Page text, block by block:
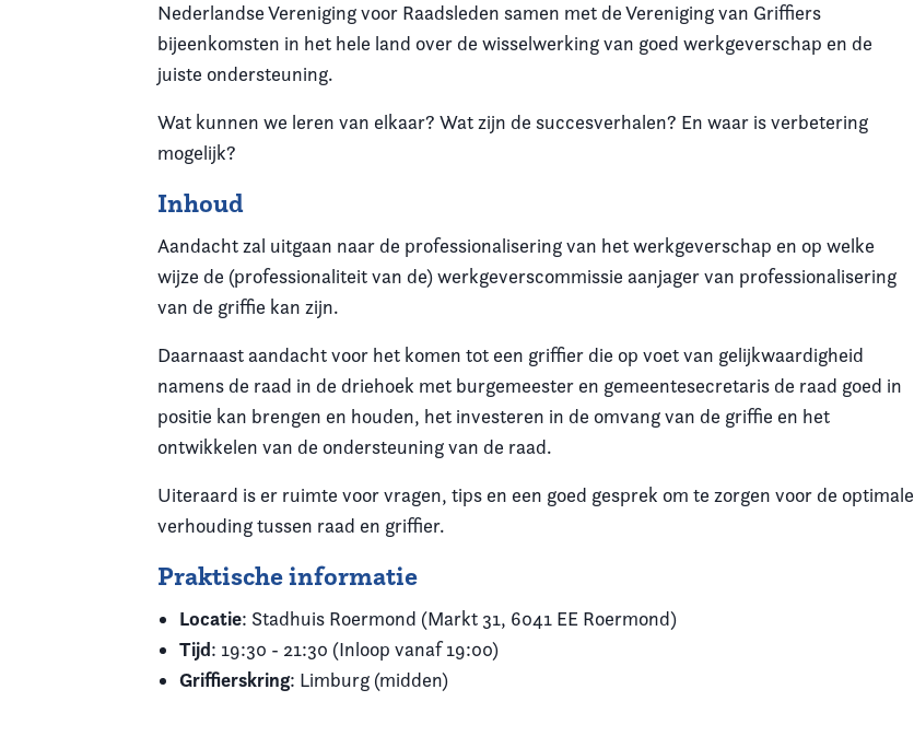
Nederlandse Vereniging voor Raadsleden samen met de Vereniging van Griffiers
bijeenkomsten in het hele land over de wisselwerking van goed werkgeverschap en de
juiste ondersteuning.
Wat kunnen we leren van elkaar? Wat zijn de succesverhalen? En waar is verbetering
mogelijk?
Inhoud
Aandacht zal uitgaan naar de professionalisering van het werkgeverschap en op welke
wijze de (professionaliteit van de) werkgeverscommissie aanjager van professionalisering
van de griffie kan zijn.
Daarnaast aandacht voor het komen tot een griffier die op voet van gelijkwaardigheid
namens de raad in de driehoek met burgemeester en gemeentesecretaris de raad goed in
positie kan brengen en houden, het investeren in de omvang van de griffie en het
ontwikkelen van de ondersteuning van de raad.
Uiteraard is er ruimte voor vragen, tips en een goed gesprek om te zorgen voor de optimale
verhouding tussen raad en griffier.
Praktische informatie
Locatie: Stadhuis Roermond (Markt 31, 6041 EE Roermond)
Tijd: 19:30 - 21:30 (Inloop vanaf 19:00)
Griffierskring: Limburg (midden)